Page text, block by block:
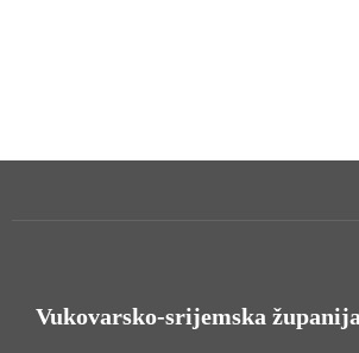
Vukovarsko-srijemska županija